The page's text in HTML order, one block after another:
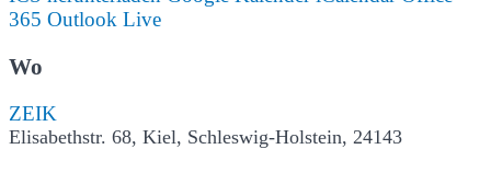
365 Outlook Live
Wo
ZEIK
Elisabethstr. 68, Kiel, Schleswig-Holstein, 24143